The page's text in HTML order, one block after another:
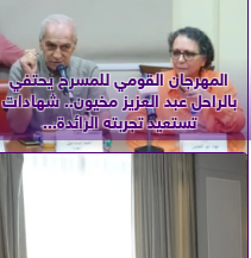
المهرجان القومي للمسرح يحتفي
بالراحل عبد العزيز مخيون.. شهادات
تستعيد تجربته الرائدة...